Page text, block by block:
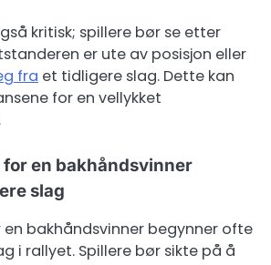
kritisk; spillere bør se etter
er ute av posisjon eller
fra et tidligere slag. Dette kan
for en vellykket
for en bakhåndsvinner
slag
en bakhåndsvinner begynner ofte
i rallyet. Spillere bør sikte på å